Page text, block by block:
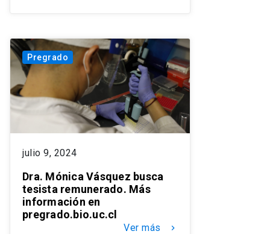
Pregrado
julio 9, 2024
Dra. Mónica Vásquez busca
tesista remunerado. Más
información en
pregrado.bio.uc.cl
Ver más keyboard_arrow_right